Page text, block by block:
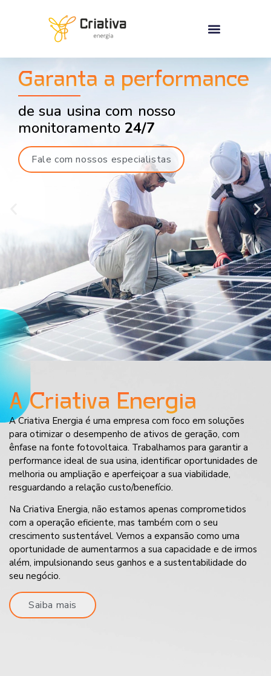
Garanta a performance
de sua usina com nosso
monitoramento 24/7
Fale com nossos especialistas
A Criativa Energia
A Criativa Energia é uma empresa com foco em soluções
para otimizar o desempenho de ativos de geração, com
ênfase na fonte fotovoltaica. Trabalhamos para garantir a
performance ideal de sua usina, identificar oportunidades de
melhoria ou ampliação e aperfeiçoar a sua viabilidade,
resguardando a relação custo/benefício.
Na Criativa Energia, não estamos apenas comprometidos
com a operação eficiente, mas também com o seu
crescimento sustentável. Vemos a expansão como uma
oportunidade de aumentarmos a sua capacidade e de irmos
além, impulsionando seus ganhos e a sustentabilidade do
seu negócio.
Saiba mais